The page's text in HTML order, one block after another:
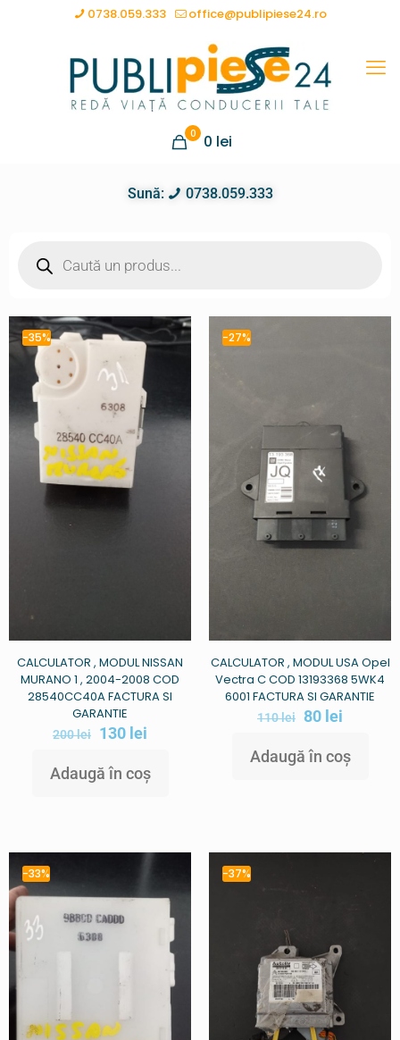
0738.059.333 office@publipiese24.ro
0 0 lei
Sună: 0738.059.333
-35%
CALCULATOR , MODUL NISSAN
MURANO 1 , 2004-2008 COD
28540CC40A FACTURA SI
GARANTIE
200lei 130 lei
Adaugă în coș
-27%
CALCULATOR , MODUL USA Opel
Vectra C COD 13193368 5WK4
6001 FACTURA SI GARANTIE
110lei 80 lei
Adaugă în coș
-33% -37%